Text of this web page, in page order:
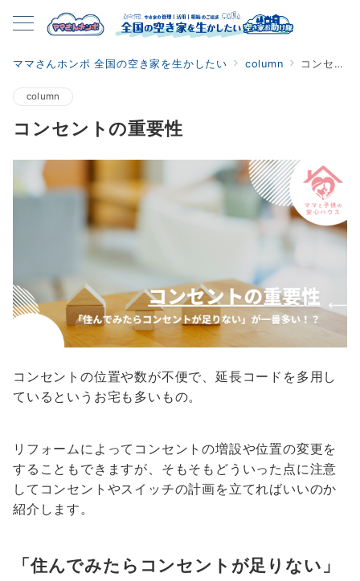
ママさんホンポ 全国の空き家を生かしたい column コンセントの重要性
column
コンセントの重要性
コンセントの位置や数が不便で、延長コードを多用し
ているというお宅も多いもの。
リフォームによってコンセントの増設や位置の変更を
することもできますが、そもそもどういった点に注意
してコンセントやスイッチの計画を立てればいいのか
紹介します。
「住んでみたらコンセントが足りない」